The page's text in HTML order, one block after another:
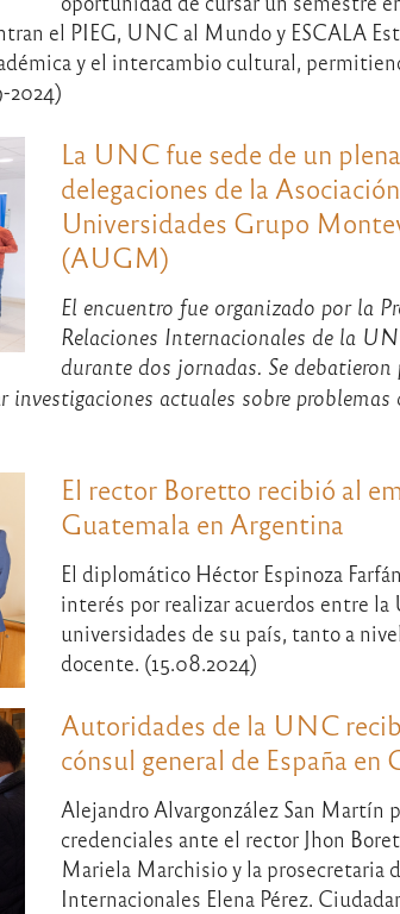
el PIEG, UNC al Mundo y ESCALA
y el intercambio cultural,
2024)
La UNC fue sede de un
delegaciones de la
Universidades Grupo
(AUGM)
El encuentro fue organizado por la
Relaciones Internacionales de la
durante dos jornadas. Se debatieron
investigaciones actuales sobre problemas
El rector Boretto recibió al
Guatemala en Argentina
El diplomático Héctor Espinoza
interés por realizar acuerdos entre
universidades de su país, tanto a
docente. (15.08.2024)
Autoridades de la UNC
cónsul general de España en
Alejandro Alvargonzález San Martín
credenciales ante el rector Jhon
Mariela Marchisio y la prosecretaria
Internacionales Elena Pérez.